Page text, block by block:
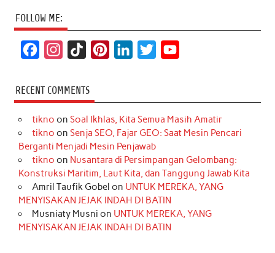
FOLLOW ME:
c
e
b
o
k
s
t
a
r
a
m
k
T
o
k
t
e
r
e
s
t
k
e
d
I
n
t
t
r
T
u
e
RECENT COMMENTS
tikno on Soal Ikhlas, Kita Semua Masih Amatir
tikno on Senja SEO, Fajar GEO: Saat Mesin Pencari
Berganti Menjadi Mesin Penjawab
tikno on Nusantara di Persimpangan Gelombang:
Konstruksi Maritim, Laut Kita, dan Tanggung Jawab Kita
Amril Taufik Gobel on UNTUK MEREKA, YANG
MENYISAKAN JEJAK INDAH DI BATIN
Musniaty Musni on UNTUK MEREKA, YANG
MENYISAKAN JEJAK INDAH DI BATIN